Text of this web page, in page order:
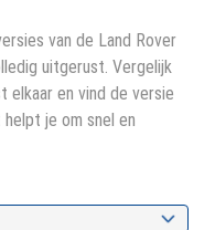
van de Land Rover
uitgerust. Vergelijk
elkaar en vind de versie
je om snel en